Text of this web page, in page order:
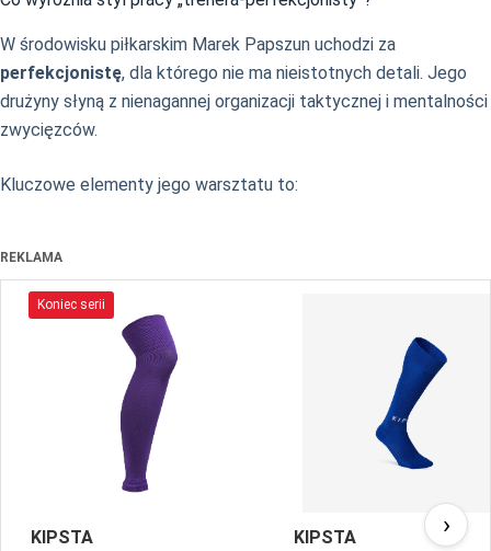
W środowisku piłkarskim Marek Papszun uchodzi za
perfekcjonistę, dla którego nie ma nieistotnych detali. Jego
drużyny słyną z nienagannej organizacji taktycznej i mentalności
zwycięzców.
Kluczowe elementy jego warsztatu to:
REKLAMA
Koniec serii
KIPSTA
KIPSTA
›